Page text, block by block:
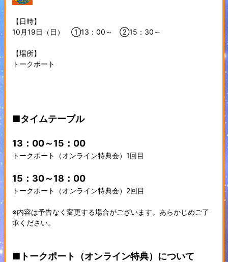
【日時】
10月19日（日） ①13：00～ ②15：30～
【場所】
トークポート
■タイムテーブル
13：00～15：00
トークポート（オンライン特典会）1回目
15：30～18：00
トークポート（オンライン特典会）2回目
※内容は予告なく変更する場合がございます。あらかじめご了
承ください。
■トークポート（オンライン特典）について